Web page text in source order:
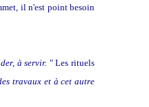
il n'est point besoin
à servir. " Les rituels
travaux et à cet autre